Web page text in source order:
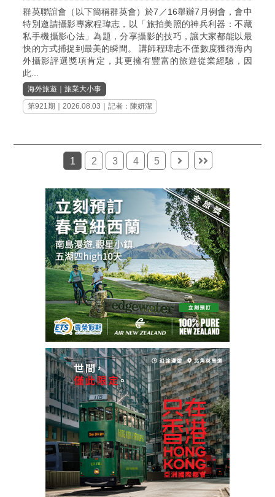
群英聯誼會（以下簡稱群英會）於7／16舉辦7月例會，會中
特別邀請攝影專家程瑋志，以「旅拍美照的神兵利器：不藏
私手機攝影心法」為題，分享攝影的技巧，讓大家都能以最
快的方式捕捉到最美的瞬間。 講師程瑋志不僅數度獲得海內
外攝影評選獎項肯定，其更擁有豐富的旅遊從業經驗，因
此...
海外旅遊 ｜旅業大小事
第921期
｜2026.08.03｜記者：陳妍潔
1 2 3 4 5